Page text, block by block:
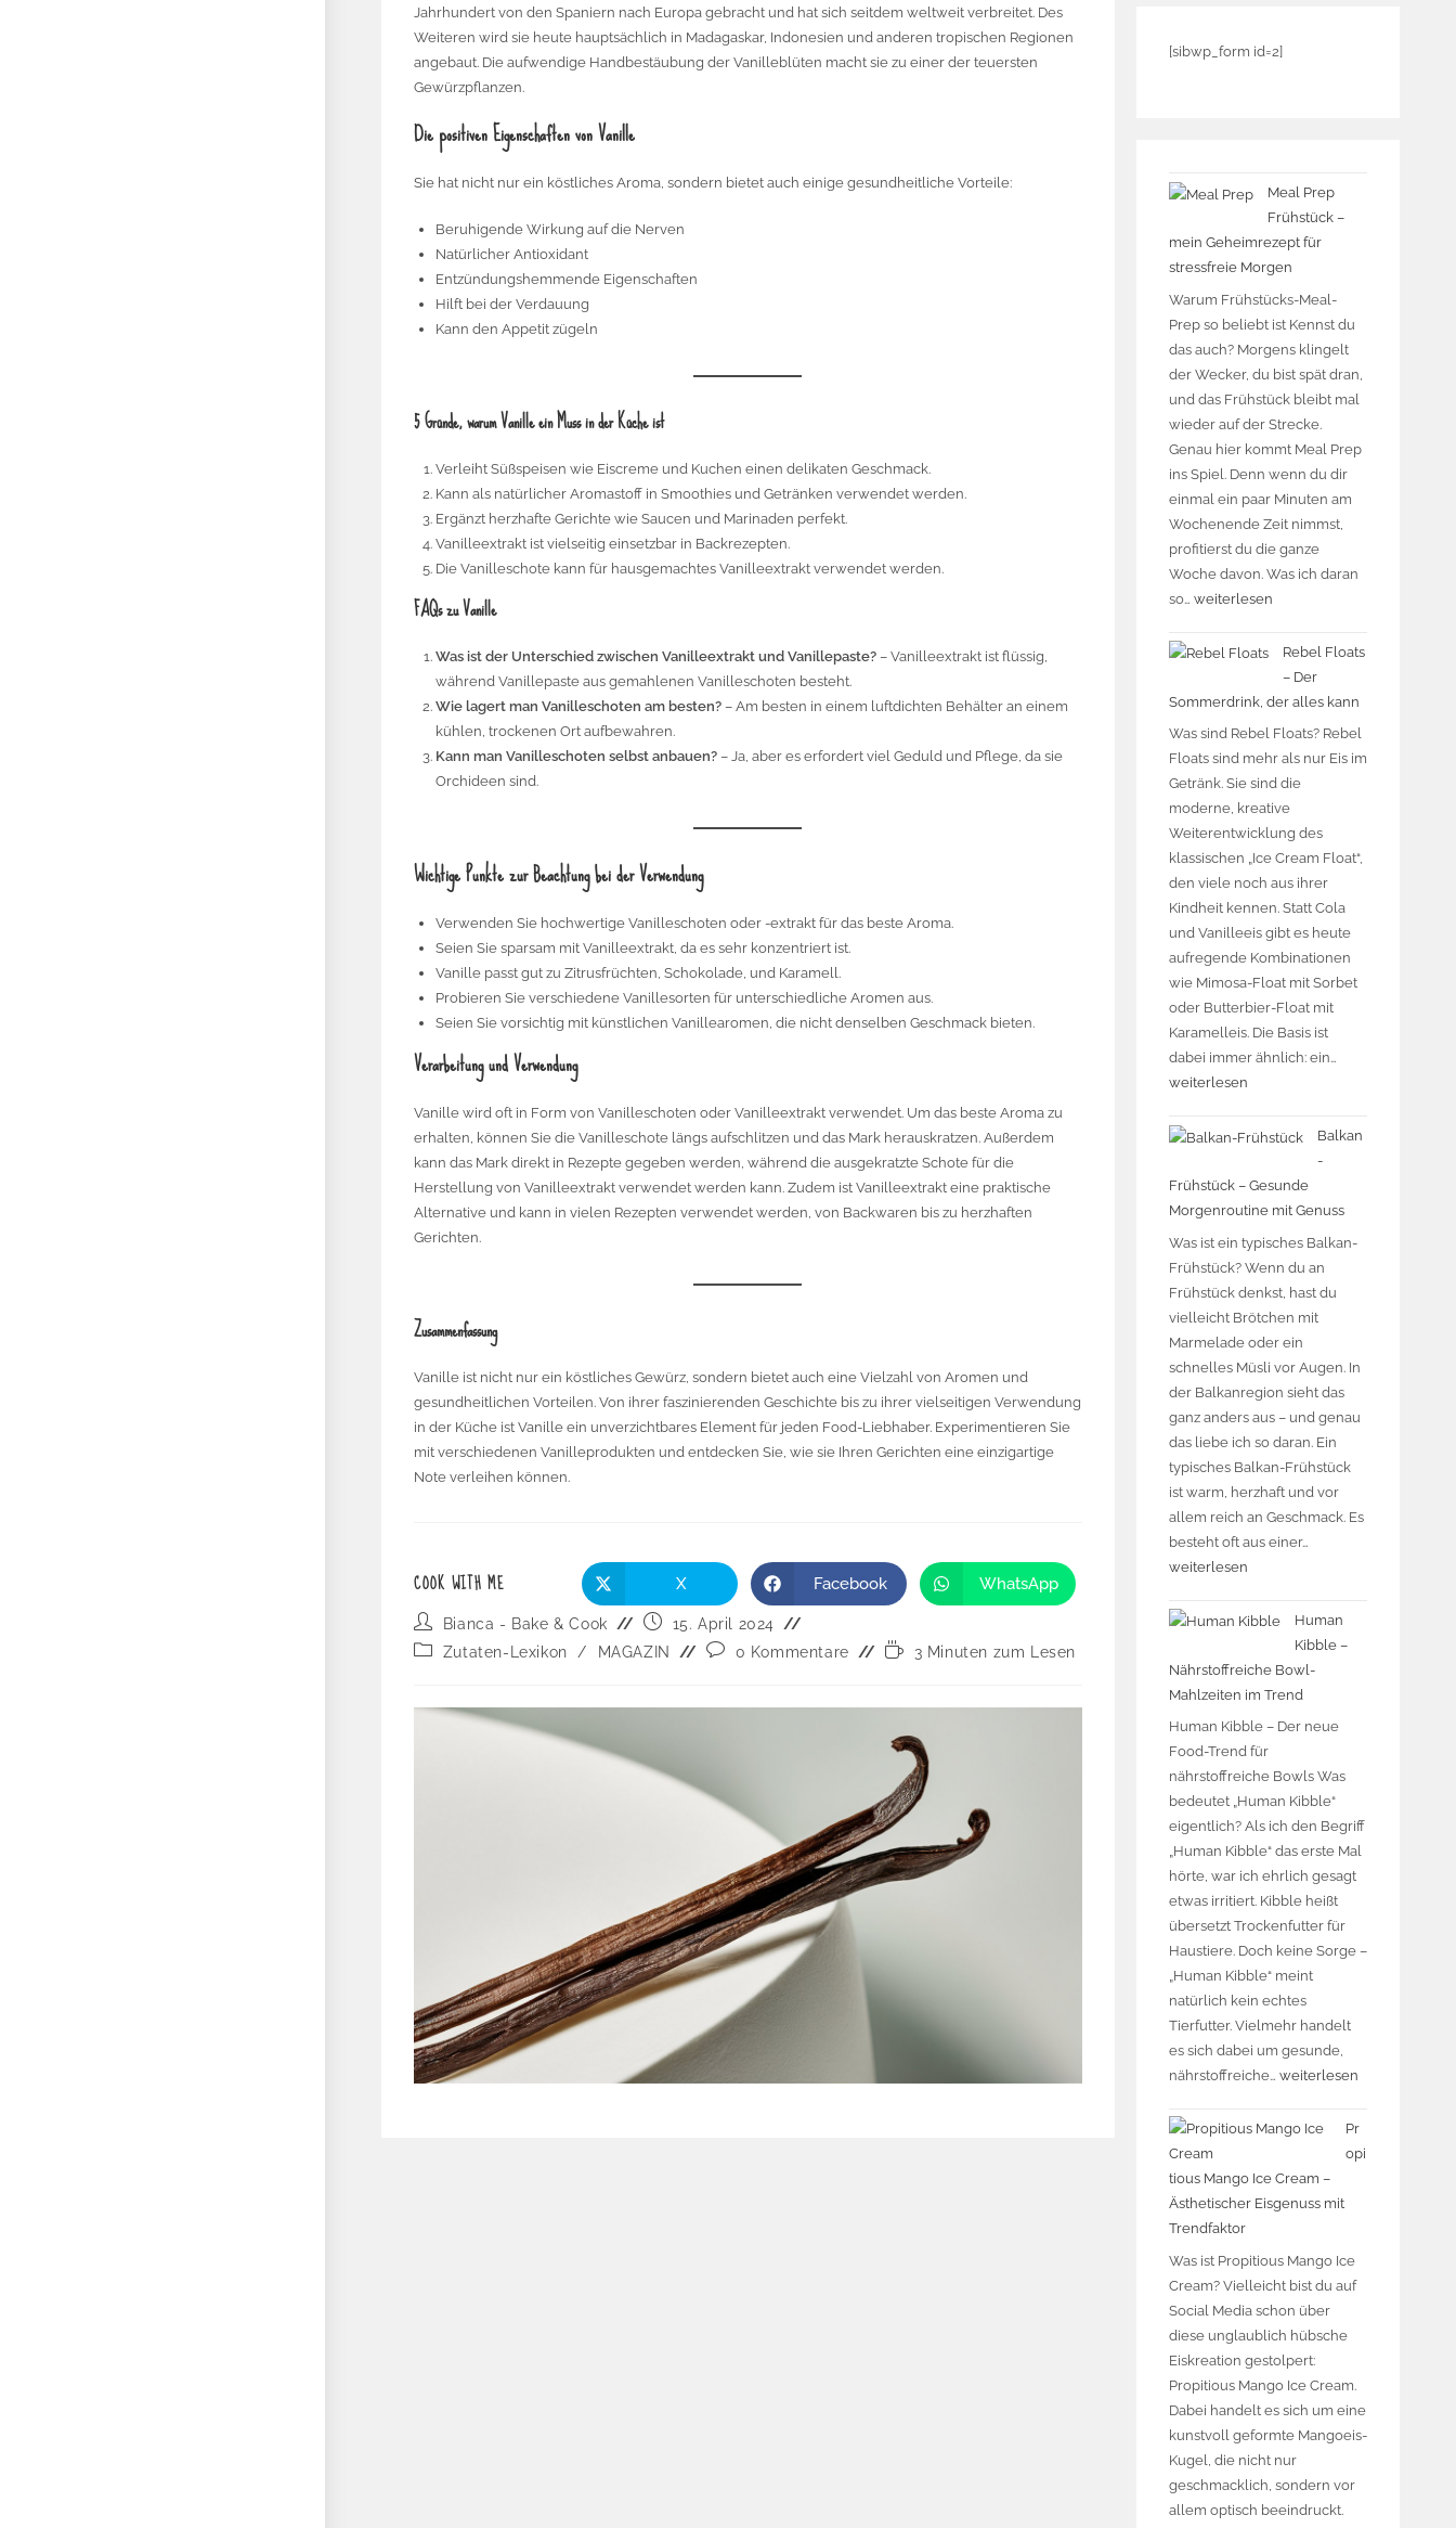
Jahrhundert von den Spaniern nach Europa gebracht und hat sich seitdem weltweit verbreitet. Des
Weiteren wird sie heute hauptsächlich in Madagaskar, Indonesien und anderen tropischen Regionen
angebaut. Die aufwendige Handbestäubung der Vanilleblüten macht sie zu einer der teuersten
Gewürzpflanzen.
Die positiven Eigenschaften von Vanille
Sie hat nicht nur ein köstliches Aroma, sondern bietet auch einige gesundheitliche Vorteile:
Beruhigende Wirkung auf die Nerven
Natürlicher Antioxidant
Entzündungshemmende Eigenschaften
Hilft bei der Verdauung
Kann den Appetit zügeln
5 Gründe, warum Vanille ein Muss in der Küche ist
Verleiht Süßspeisen wie Eiscreme und Kuchen einen delikaten Geschmack.
Kann als natürlicher Aromastoff in Smoothies und Getränken verwendet werden.
Ergänzt herzhafte Gerichte wie Saucen und Marinaden perfekt.
Vanilleextrakt ist vielseitig einsetzbar in Backrezepten.
Die Vanilleschote kann für hausgemachtes Vanilleextrakt verwendet werden.
FAQs zu Vanille
Was ist der Unterschied zwischen Vanilleextrakt und Vanillepaste? – Vanilleextrakt ist flüssig,
während Vanillepaste aus gemahlenen Vanilleschoten besteht.
Wie lagert man Vanilleschoten am besten? – Am besten in einem luftdichten Behälter an einem
kühlen, trockenen Ort aufbewahren.
Kann man Vanilleschoten selbst anbauen? – Ja, aber es erfordert viel Geduld und Pflege, da sie
Orchideen sind.
Wichtige Punkte zur Beachtung bei der Verwendung
Verwenden Sie hochwertige Vanilleschoten oder -extrakt für das beste Aroma.
Seien Sie sparsam mit Vanilleextrakt, da es sehr konzentriert ist.
Vanille passt gut zu Zitrusfrüchten, Schokolade, und Karamell.
Probieren Sie verschiedene Vanillesorten für unterschiedliche Aromen aus.
Seien Sie vorsichtig mit künstlichen Vanillearomen, die nicht denselben Geschmack bieten.
Verarbeitung und Verwendung
Vanille wird oft in Form von Vanilleschoten oder Vanilleextrakt verwendet. Um das beste Aroma zu
erhalten, können Sie die Vanilleschote längs aufschlitzen und das Mark herauskratzen. Außerdem
kann das Mark direkt in Rezepte gegeben werden, während die ausgekratzte Schote für die
Herstellung von Vanilleextrakt verwendet werden kann. Zudem ist Vanilleextrakt eine praktische
Alternative und kann in vielen Rezepten verwendet werden, von Backwaren bis zu herzhaften
Gerichten.
Zusammenfassung
Vanille ist nicht nur ein köstliches Gewürz, sondern bietet auch eine Vielzahl von Aromen und
gesundheitlichen Vorteilen. Von ihrer faszinierenden Geschichte bis zu ihrer vielseitigen Verwendung
in der Küche ist Vanille ein unverzichtbares Element für jeden Food-Liebhaber. Experimentieren Sie
mit verschiedenen Vanilleprodukten und entdecken Sie, wie sie Ihren Gerichten eine einzigartige
Note verleihen können.
COOK WITH ME X Facebook WhatsApp
Bianca - Bake & Cook
15. April 2024
Zutaten-Lexikon
/ MAGAZIN 0 Kommentare 3 Minuten zum Lesen
[sibwp_form id=2]
Meal Prep
Frühstück –
mein Geheimrezept für
stressfreie Morgen
Warum Frühstücks-Meal-
Prep so beliebt ist Kennst du
das auch? Morgens klingelt
der Wecker, du bist spät dran,
und das Frühstück bleibt mal
wieder auf der Strecke.
Genau hier kommt Meal Prep
ins Spiel. Denn wenn du dir
einmal ein paar Minuten am
Wochenende Zeit nimmst,
profitierst du die ganze
Woche davon. Was ich daran
so… weiterlesen
Rebel Floats
– Der
Sommerdrink, der alles kann
Was sind Rebel Floats? Rebel
Floats sind mehr als nur Eis im
Getränk. Sie sind die
moderne, kreative
Weiterentwicklung des
klassischen „Ice Cream Float“,
den viele noch aus ihrer
Kindheit kennen. Statt Cola
und Vanilleeis gibt es heute
aufregende Kombinationen
wie Mimosa-Float mit Sorbet
oder Butterbier-Float mit
Karamelleis. Die Basis ist
dabei immer ähnlich: ein…
weiterlesen
Balkan
-
Frühstück – Gesunde
Morgenroutine mit Genuss
Was ist ein typisches Balkan-
Frühstück? Wenn du an
Frühstück denkst, hast du
vielleicht Brötchen mit
Marmelade oder ein
schnelles Müsli vor Augen. In
der Balkanregion sieht das
ganz anders aus – und genau
das liebe ich so daran. Ein
typisches Balkan-Frühstück
ist warm, herzhaft und vor
allem reich an Geschmack. Es
besteht oft aus einer…
weiterlesen
Human
Kibble –
Nährstoffreiche Bowl-
Mahlzeiten im Trend
Human Kibble – Der neue
Food-Trend für
nährstoffreiche Bowls Was
bedeutet „Human Kibble“
eigentlich? Als ich den Begriff
„Human Kibble“ das erste Mal
hörte, war ich ehrlich gesagt
etwas irritiert. Kibble heißt
übersetzt Trockenfutter für
Haustiere. Doch keine Sorge –
„Human Kibble“ meint
natürlich kein echtes
Tierfutter. Vielmehr handelt
es sich dabei um gesunde,
nährstoffreiche… weiterlesen
Pr
opi
tious Mango Ice Cream –
Ästhetischer Eisgenuss mit
Trendfaktor
Was ist Propitious Mango Ice
Cream? Vielleicht bist du auf
Social Media schon über
diese unglaublich hübsche
Eiskreation gestolpert:
Propitious Mango Ice Cream.
Dabei handelt es sich um eine
kunstvoll geformte Mangoeis-
Kugel, die nicht nur
geschmacklich, sondern vor
allem optisch beeindruckt.